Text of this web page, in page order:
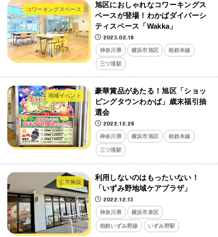
コワーキングスペース
旭区におしゃれなコワーキングス
ペースが登場！わかばダイバーシ
ティスペース「Wakka」
2023.02.18
神奈川県 横浜市旭区 相鉄本線
三ツ境駅
地域イベント
豪華賞品があたる！旭区「ショッ
ピングタウンわかば」歳末福引抽
選会
2022.12.28
神奈川県 横浜市旭区 相鉄本線
三ツ境駅
公共施設
利用しないのはもったいない！
「いずみ野地域ケアプラザ」
2022.12.13
神奈川県 横浜市泉区
相鉄いずみ野線 いずみ野駅